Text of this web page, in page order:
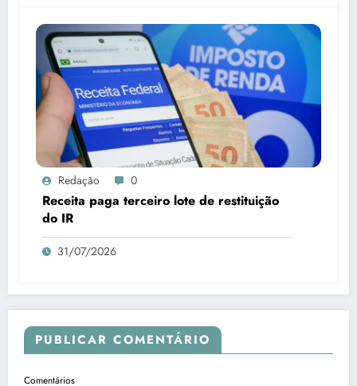
Redação 0
Receita paga terceiro lote de restituição
do IR
31/07/2026
PUBLICAR COMENTÁRIO
Comentários